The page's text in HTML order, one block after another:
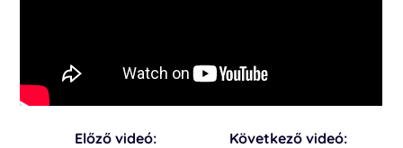
Előző videó: Következő videó: